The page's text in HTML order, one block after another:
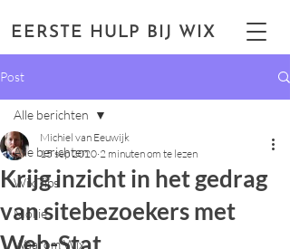
EERSTE HULP BIJ WIX
Post
Alle berichten
Wix Tips
Mollie
Waarom Wix
Alle berichten
Krijg inzicht in het gedrag
van sitebezoekers met
Michiel van Eeuwijk
15 sep 2020 2 minuten om te lezen